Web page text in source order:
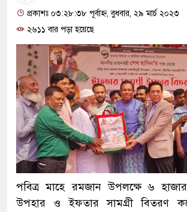
প্রকাশঃ ০৩:২৮:৩৮ পূর্বাহ্ন, বুধবার, ২৯ মার্চ ২০২৩
২৬১১ বার পড়া হয়েছে
পবিত্র মাহে রমজান উপলক্ষে ৬
উপহার ও ইফতার সামগ্রী বিতরণ